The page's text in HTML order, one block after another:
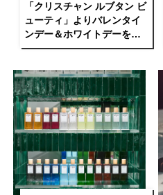
「クリスチャン ルブタン ビ
ューティ」よりバレンタイ
ンデー＆ホワイトデーを彩
る、おすすめのリップ&フレ